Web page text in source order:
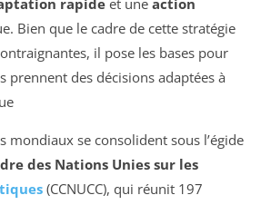
Bien que le cadre de cette stratégie
il pose les bases pour
prennent des décisions adaptées à
mondiaux se consolident sous l’égide
des Nations Unies sur les
(CCNUCC), qui réunit 197